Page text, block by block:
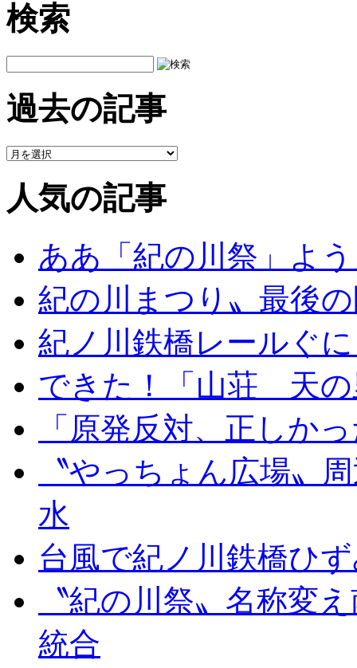
検索
過去の記事
人気の記事
ああ「紀の川祭」よ
紀の川まつり〟最後
紀ノ川鉄橋レールぐ
できた！「山荘 天の
「原発反対、正しか
〝やっちょん広場〟
水
台風で紀ノ川鉄橋ひ
〝紀の川祭〟名称変
統合